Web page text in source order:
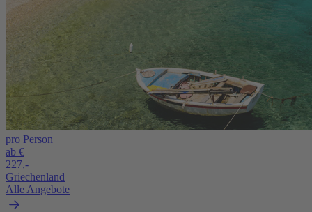
pro Person
ab €
227,-
Griechenland
Alle Angebote